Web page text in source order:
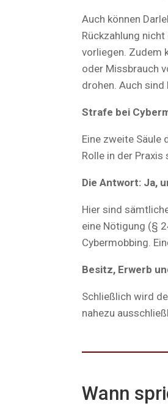
Auch können
Rückzahlung
vorliegen. Zudem
oder Missbrauch
drohen. Auch sind
Strafe bei
Eine zweite
Rolle in der
Die Antwort: Ja,
Hier sind
eine Nötigung (§
Cybermobbing.
Besitz, Erwerb
Schließlich wird
nahezu
Wann